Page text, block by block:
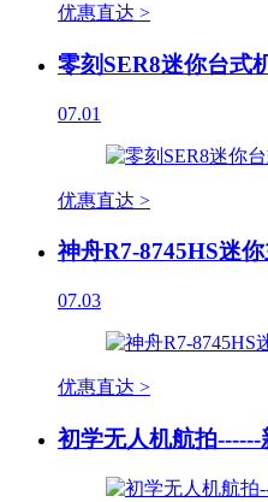
优惠直达 >
零刻SER8迷你台式
07.01
优惠直达 >
神舟R7-8745HS迷
07.03
优惠直达 >
初学无人机航拍